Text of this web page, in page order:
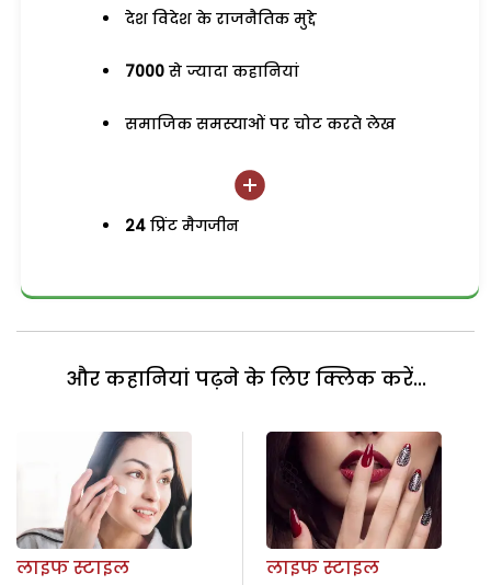
देश विदेश के राजनैतिक मुद्दे
7000 से ज्यादा कहानियां
समाजिक समस्याओं पर चोट करते लेख
24 प्रिंट मैगजीन
और कहानियां पढ़ने के लिए क्लिक करें...
लाइफ स्टाइल
लाइफ स्टाइल